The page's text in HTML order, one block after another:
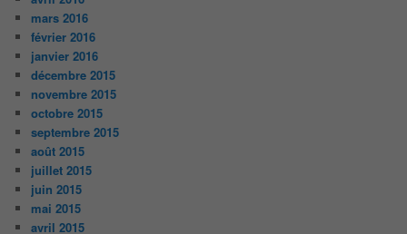
mars 2016
février 2016
janvier 2016
décembre 2015
novembre 2015
octobre 2015
septembre 2015
août 2015
juillet 2015
juin 2015
mai 2015
avril 2015